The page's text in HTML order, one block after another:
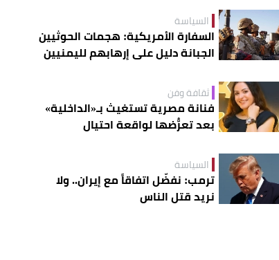
السياسة
السفارة الأمريكية: هجمات الحوثيين
الجبانة دليل على إرهابهم لليمنيين
ثقافة وفن
فنانة مصرية تستغيث بـ«الداخلية»
بعد تعرُّضها لواقعة احتيال
السياسة
ترمب: نفضّل اتفاقاً مع إيران.. ولا
نريد قتل الناس